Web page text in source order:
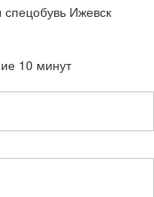
Ижевск
10 минут